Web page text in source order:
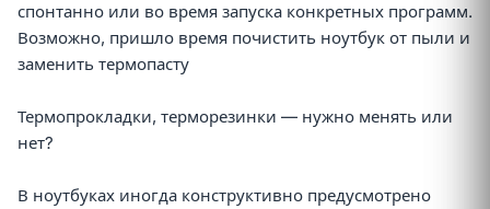
спонтанно или во время запуска конкретных программ.
Возможно, пришло время почистить ноутбук от пыли и
заменить термопасту
Термопрокладки, терморезинки — нужно менять или
нет?
В ноутбуках иногда конструктивно предусмотрено